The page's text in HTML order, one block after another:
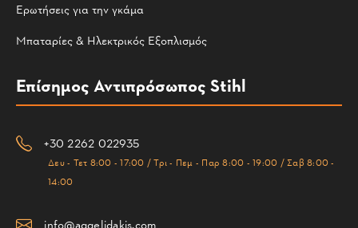
Ερωτήσεις για την γκάμα
Μπαταρίες & Ηλεκτρικός Εξοπλισμός
Επίσημος Αντιπρόσωπος Stihl
+30 2262 022935
Δευ - Τετ 8:00 - 17:00 / Τρι - Πεμ - Παρ 8:00 - 19:00 / Σαβ 8:00 -
14:00
info@aggelidakis.com